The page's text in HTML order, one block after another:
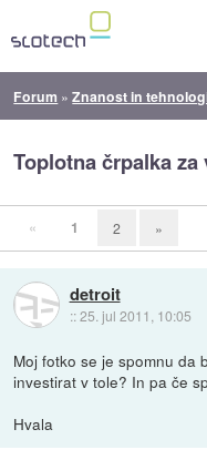
Forum »Znanost in
Toplotna črpalka za
« 1 2 »
detroit
::25. jul 2011, 10:05
Moj fotko se je spomnu da
investirat v tole? In pa če
Hvala